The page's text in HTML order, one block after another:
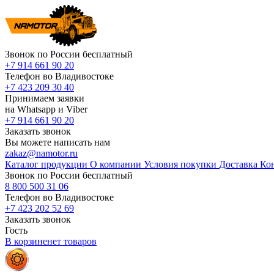
Звонок по России бесплатный
+7 914 661 90 20
Телефон во Владивостоке
+7 423 209 30 40
Принимаем заявки
на Whatsapp и Viber
+7 914 661 90 20
Заказать звонок
Вы можете написать нам
zakaz@namotor.ru
Каталог продукции О компании Условия покупки Доставка
Звонок по России бесплатный
8 800 500 31 06
Телефон во Владивостоке
+7 423 202 52 69
Заказать звонок
Гость
В корзиненет товаров